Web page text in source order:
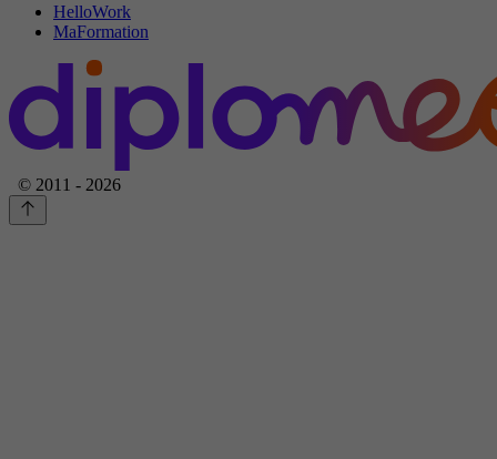
HelloWork
MaFormation
© 2011 - 2026